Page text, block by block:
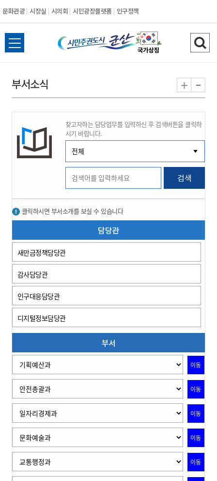
문화관광 시장실 시의회 시민광장플랫폼 인구정책
시
민
권
도
시
군
산
전
체
뉴
열
검
색
기
부서소식 + -
찾고자하는 담당업무를 입력하신 후 검색버튼을 클릭하
시기 바랍니다.
검색
클릭하시면 부서소개를 보실 수 있습니다
담당관
새만금정책담당관
감사담당관
인구대응담당관
디지털정보담당관
부서
이동
이동
이동
이동
이동